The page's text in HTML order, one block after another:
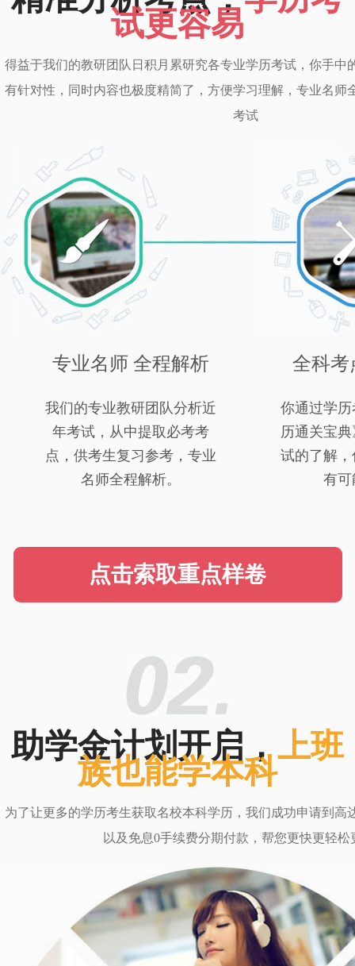
试更容易
得益于我们的教研团队日积月累研究各专业学历考试，你手中
有针对性，同时内容也极度精简了，方便学习理解，专业名师
考试
专业名师 全程解析
我们的专业教研团队分析近
年考试，从中提取必考考
点，供考生复习参考，专业
名师全程解析。
全科考
你通过学
历通关宝
试的了解
有可
点击索取重点样卷
助学金计划开启，上班
族也能学本科
为了让更多的学历考生获取名校本科学历，我们成功申请到高
以及免息0手续费分期付款，帮您更快更轻松